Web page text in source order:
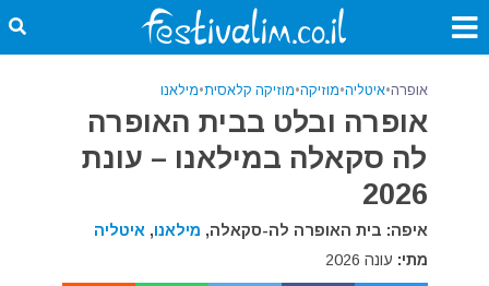
אופרה•איטליה•מוזיקה•מוזיקה קלאסית•מילאנו
אופרה ובלט בבית האופרה
לה סקאלה במילאנו – עונת
2026
איפה: בית האופרה לה-סקאלה, מילאנו, איטליה
מתי: עונה 2026